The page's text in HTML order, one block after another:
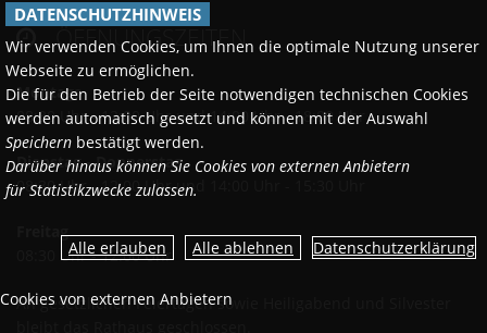
 ÖFFNUNGSZEITEN
Montags
08:30 Uhr - 12:00 Uhr und 14:00 Uhr - 18:00 Uhr
Dienstag - Donnerstag
08:30 Uhr - 12:00 Uhr und 14:00 Uhr - 15:30 Uhr
Freitag
08:30 Uhr - 12:00 Uhr
An gesetzlichen Feiertagen sowie Heiligabend und Silvester
DATENSCHUTZHINWEIS
Wir verwenden Cookies, um Ihnen die optimale Nutzung unserer
Webseite zu ermöglichen.
Die für den Betrieb der Seite notwendigen technischen Cookies
werden automatisch gesetzt und können mit der Auswahl
Speichern bestätigt werden.
Darüber hinaus können Sie Cookies von externen Anbietern
für Statistikzwecke zulassen.
Datenschutzerklärung
Cookies von externen Anbietern